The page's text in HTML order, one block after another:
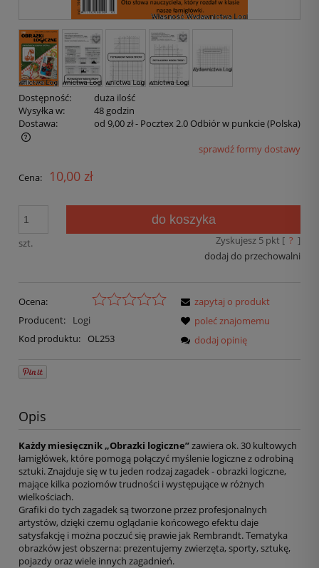
Dostępność:
duża ilość
Wysyłka w:
48 godzin
Dostawa:
od 9,00 zł- Pocztex 2.0 Odbiór w punkcie(Polska)
sprawdź formy dostawy
Cena: 10,00 zł
szt.
do koszyka
Zyskujesz 5pkt [ ? ]
dodaj do przechowalni
Ocena:
Producent:
Logi
Kod produktu:
OL253
zapytaj o produkt
poleć znajomemu
dodaj opinię
Opis
Każdy miesięcznik „Obrazki logiczne”zawiera ok. 30 kultowych
łamigłówek, które pomogą połączyć myślenie logiczne z odrobiną
sztuki. Znajduje się w tu jeden rodzaj zagadek - obrazki logiczne,
mające kilka poziomów trudności i występujące w różnych
wielkościach.
Grafiki do tych zagadek są tworzone przez profesjonalnych
artystów, dzięki czemu oglądanie końcowego efektu daje
satysfakcję i można poczuć się prawie jak Rembrandt. Tematyka
obrazków jest obszerna: prezentujemy zwierzęta, sporty, sztukę,
pojazdy oraz wiele innych zagadnień.